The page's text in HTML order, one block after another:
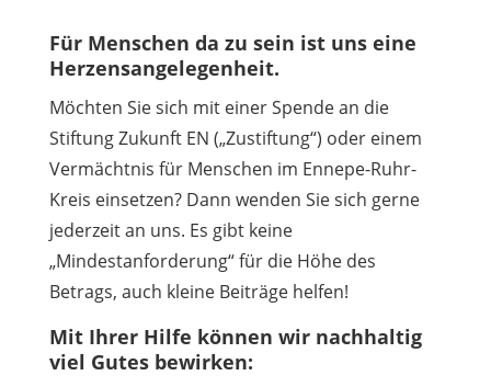
Für Menschen da zu sein ist uns eine
Herzensangelegenheit.
Möchten Sie sich mit einer Spende an die
Stiftung Zukunft EN („Zustiftung“) oder einem
Vermächtnis für Menschen im Ennepe-Ruhr-
Kreis einsetzen? Dann wenden Sie sich gerne
jederzeit an uns. Es gibt keine
„Mindestanforderung“ für die Höhe des
Betrags, auch kleine Beiträge helfen!
Mit Ihrer Hilfe können wir nachhaltig
viel Gutes bewirken: